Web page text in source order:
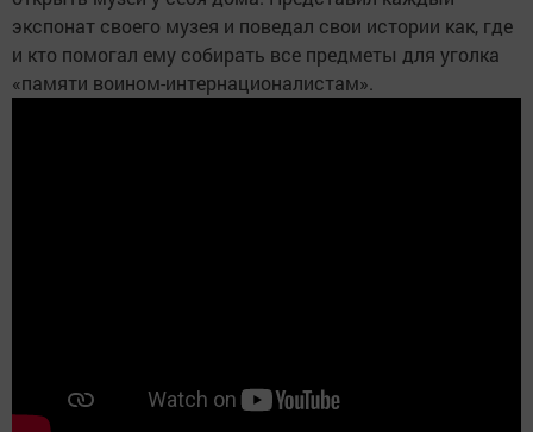
экспонат своего музея и поведал свои истории как, где
и кто помогал ему собирать все предметы для уголка
«памяти воином-интернационалистам».